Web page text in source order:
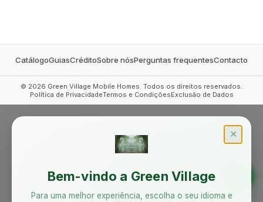
CatálogoGuiasCréditoSobre nósPerguntas frequentesContacto
© 2026 Green Village Mobile Homes. Todos os direitos reservados.
Política de PrivacidadeTermos e CondiçõesExclusão de Dados
✕
Bem-vindo a Green Village
Para uma melhor experiência, escolha o seu idioma e